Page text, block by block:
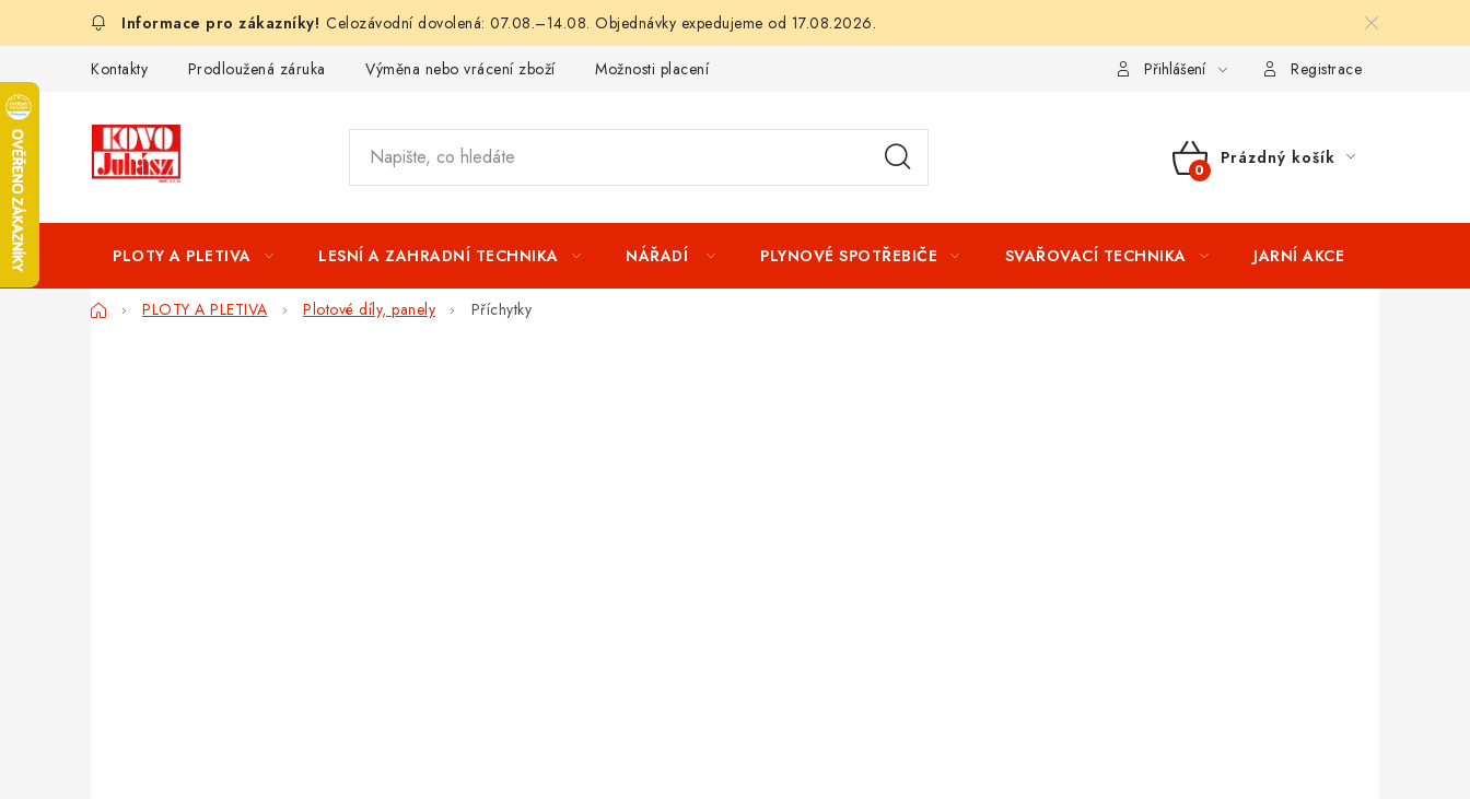
Celozávodní dovolená: 07.08.–14.08. Objednávky expedujeme od 17.08.2026.
Kontakty Prodloužená záruka Výměna nebo vrácení zboží Možnosti placení Splátkový prodej Tabulka velikostí oblečení
Přihlášení Registrace
NÁKUPNÍ
Prázdný košík
PLOTY A PLETIVA LESNÍ A ZAHRADNÍ TECHNIKA NÁŘADÍ PLYNOVÉ SPOTŘEBIČE SVAŘOVACÍ TECHNIKA JARNÍ AKCE
DomůPLOTY A PLETIVA Plotové díly, panely Příchytky